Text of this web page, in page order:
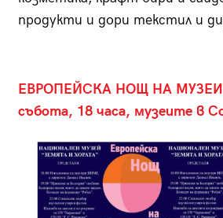
продукти и дори текстил и
ЕВРОПЕЙСКА НОЩ НА
събота, 18 часа, музеите в